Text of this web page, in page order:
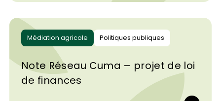
Médiation agricole Politiques publiques
Note Réseau Cuma – projet de loi
de finances